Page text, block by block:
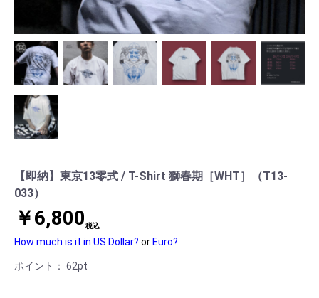
【即納】東京13零式 / T-Shirt 獅春期［WHT］（T13-
033）
￥6,800税込
How much is it in US Dollar? or Euro?
ポイント： 62pt